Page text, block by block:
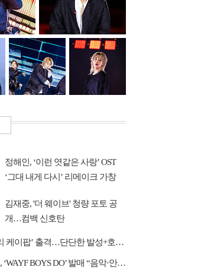
정해인, ‘이런 엿같은 사랑’ OST
‘그대 내게 다시’ 리메이크 가창
김재중, '더 웨이브' 청량 포토 공
개…컴백 신호탄
이보람, ‘심플리 케이팝’ 출격…단단한 발성+호소력 짙은 음색 무대 압도
웨이프 보이즈, ‘WAYF BOYS DO’ 발매 “음악·안무·비주얼 직접 참여”